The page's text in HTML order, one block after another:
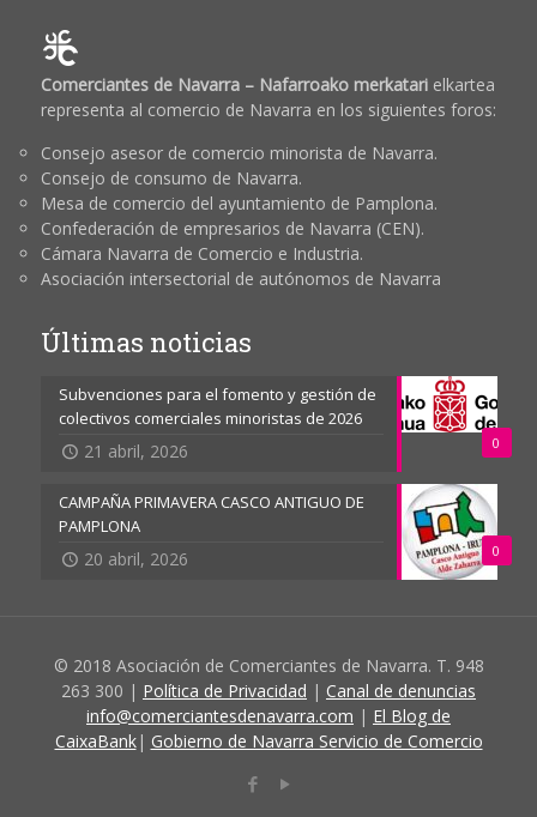
Comerciantes de Navarra – Nafarroako merkatarielkartea
representa al comercio de Navarra en los siguientes foros:
Consejo asesor de comercio minorista de Navarra.
Consejo de consumo de Navarra.
Mesa de comercio del ayuntamiento de Pamplona.
Confederación de empresarios de Navarra (CEN).
Cámara Navarra de Comercio e Industria.
Asociación intersectorial de autónomos de Navarra
Últimas noticias
0
Subvenciones para el fomento y gestión de
colectivos comerciales minoristas de 2026
21 abril, 2026
0
CAMPAÑA PRIMAVERA CASCO ANTIGUO DE
PAMPLONA
20 abril, 2026
© 2018 Asociación de Comerciantes de Navarra. T. 948
263 300 | Política de Privacidad | Canal de denuncias
info@comerciantesdenavarra.com | El Blog de
CaixaBank| Gobierno de Navarra Servicio de Comercio